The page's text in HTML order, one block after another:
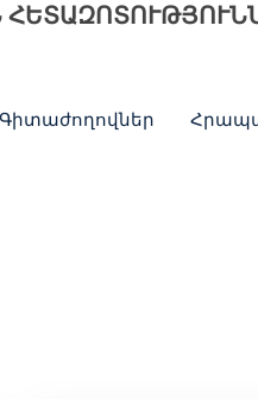
Գիտաժողովներ